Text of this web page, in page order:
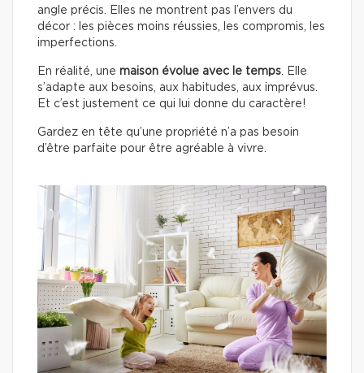
angle précis. Elles ne montrent pas l’envers du
décor : les pièces moins réussies, les compromis, les
imperfections.
En réalité, une maison évolue avec le temps . Elle
s’adapte aux besoins, aux habitudes, aux imprévus.
Et c’est justement ce qui lui donne du caractère!
Gardez en tête qu’une propriété n’a pas besoin
d’être parfaite pour être agréable à vivre.